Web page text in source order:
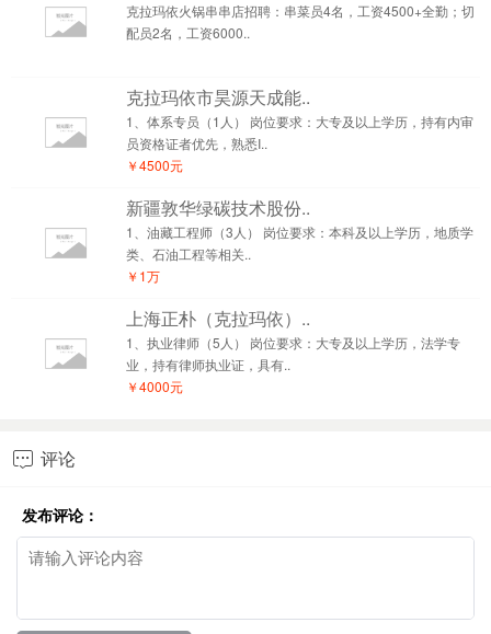
克拉玛依火锅串串店招聘：串菜员4名，工资4500+全勤；切
配员2名，工资6000..
克拉玛依市昊源天成能..
1、体系专员（1人） 岗位要求：大专及以上学历，持有内审
员资格证者优先，熟悉I..
￥4500元
新疆敦华绿碳技术股份..
1、油藏工程师（3人） 岗位要求：本科及以上学历，地质学
类、石油工程等相关..
￥1万
上海正朴（克拉玛依）..
1、执业律师（5人） 岗位要求：大专及以上学历，法学专
业，持有律师执业证，具有..
￥4000元
 评论
发布评论：